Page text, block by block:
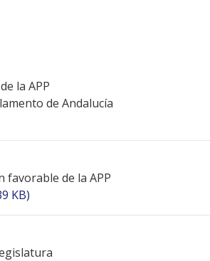
la APP
de Andalucía
favorable de la APP
KB)